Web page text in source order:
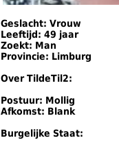
Geslacht: Vrouw
Leeftijd: 49 jaar
Zoekt: Man
Provincie: Limburg
Over TildeTil2:
Postuur: Mollig
Afkomst: Blank
Burgelijke Staat: